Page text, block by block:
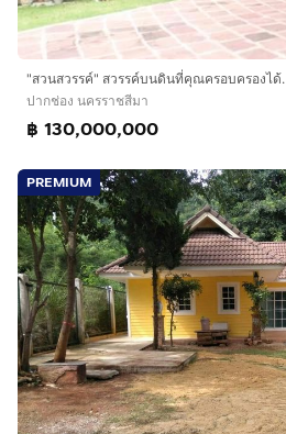
"สวนสวรรค์" สวรรค์บนดินที่คุณครอบครองได้.
ปากช่อง นครราชสีมา
฿ 130,000,000
PREMIUM